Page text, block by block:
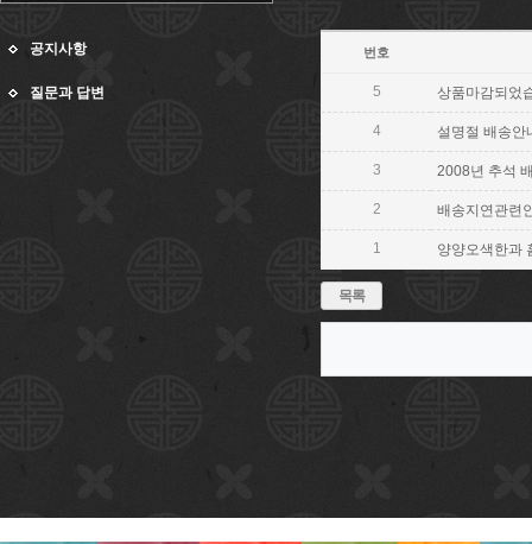
공지사항
질문과 답변
번호
5 상품마감되었
4 설명절 배송안
3 2008년 추석
2 배송지연관련
1 양양오색한과
목록